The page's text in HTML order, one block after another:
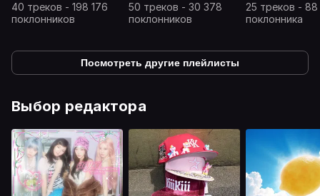
40 треков - 198 176
поклонников
50 треков - 30 378
поклонников
25 треков -
поклонника
Посмотреть другие плейлисты
Выбор редактора